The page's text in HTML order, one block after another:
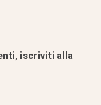
iscriviti alla